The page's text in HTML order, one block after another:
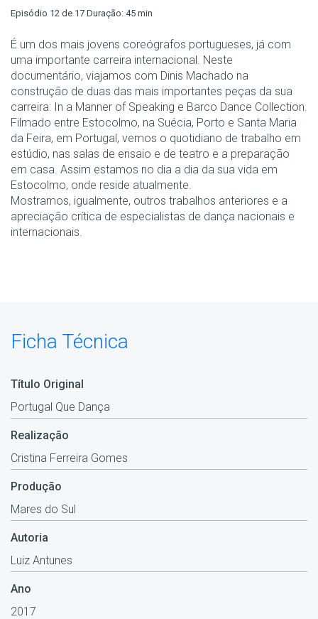
Episódio 12 de 17 Duração: 45 min
É um dos mais jovens coreógrafos portugueses, já com
uma importante carreira internacional. Neste
documentário, viajamos com Dinis Machado na
construção de duas das mais importantes peças da sua
carreira: In a Manner of Speaking e Barco Dance Collection.
Filmado entre Estocolmo, na Suécia, Porto e Santa Maria
da Feira, em Portugal, vemos o quotidiano de trabalho em
estúdio, nas salas de ensaio e de teatro e a preparação
em casa. Assim estamos no dia a dia da sua vida em
Estocolmo, onde reside atualmente.
Mostramos, igualmente, outros trabalhos anteriores e a
apreciação crítica de especialistas de dança nacionais e
internacionais.
Ficha Técnica
Título Original
Portugal Que Dança
Realização
Cristina Ferreira Gomes
Produção
Mares do Sul
Autoria
Luiz Antunes
Ano
2017